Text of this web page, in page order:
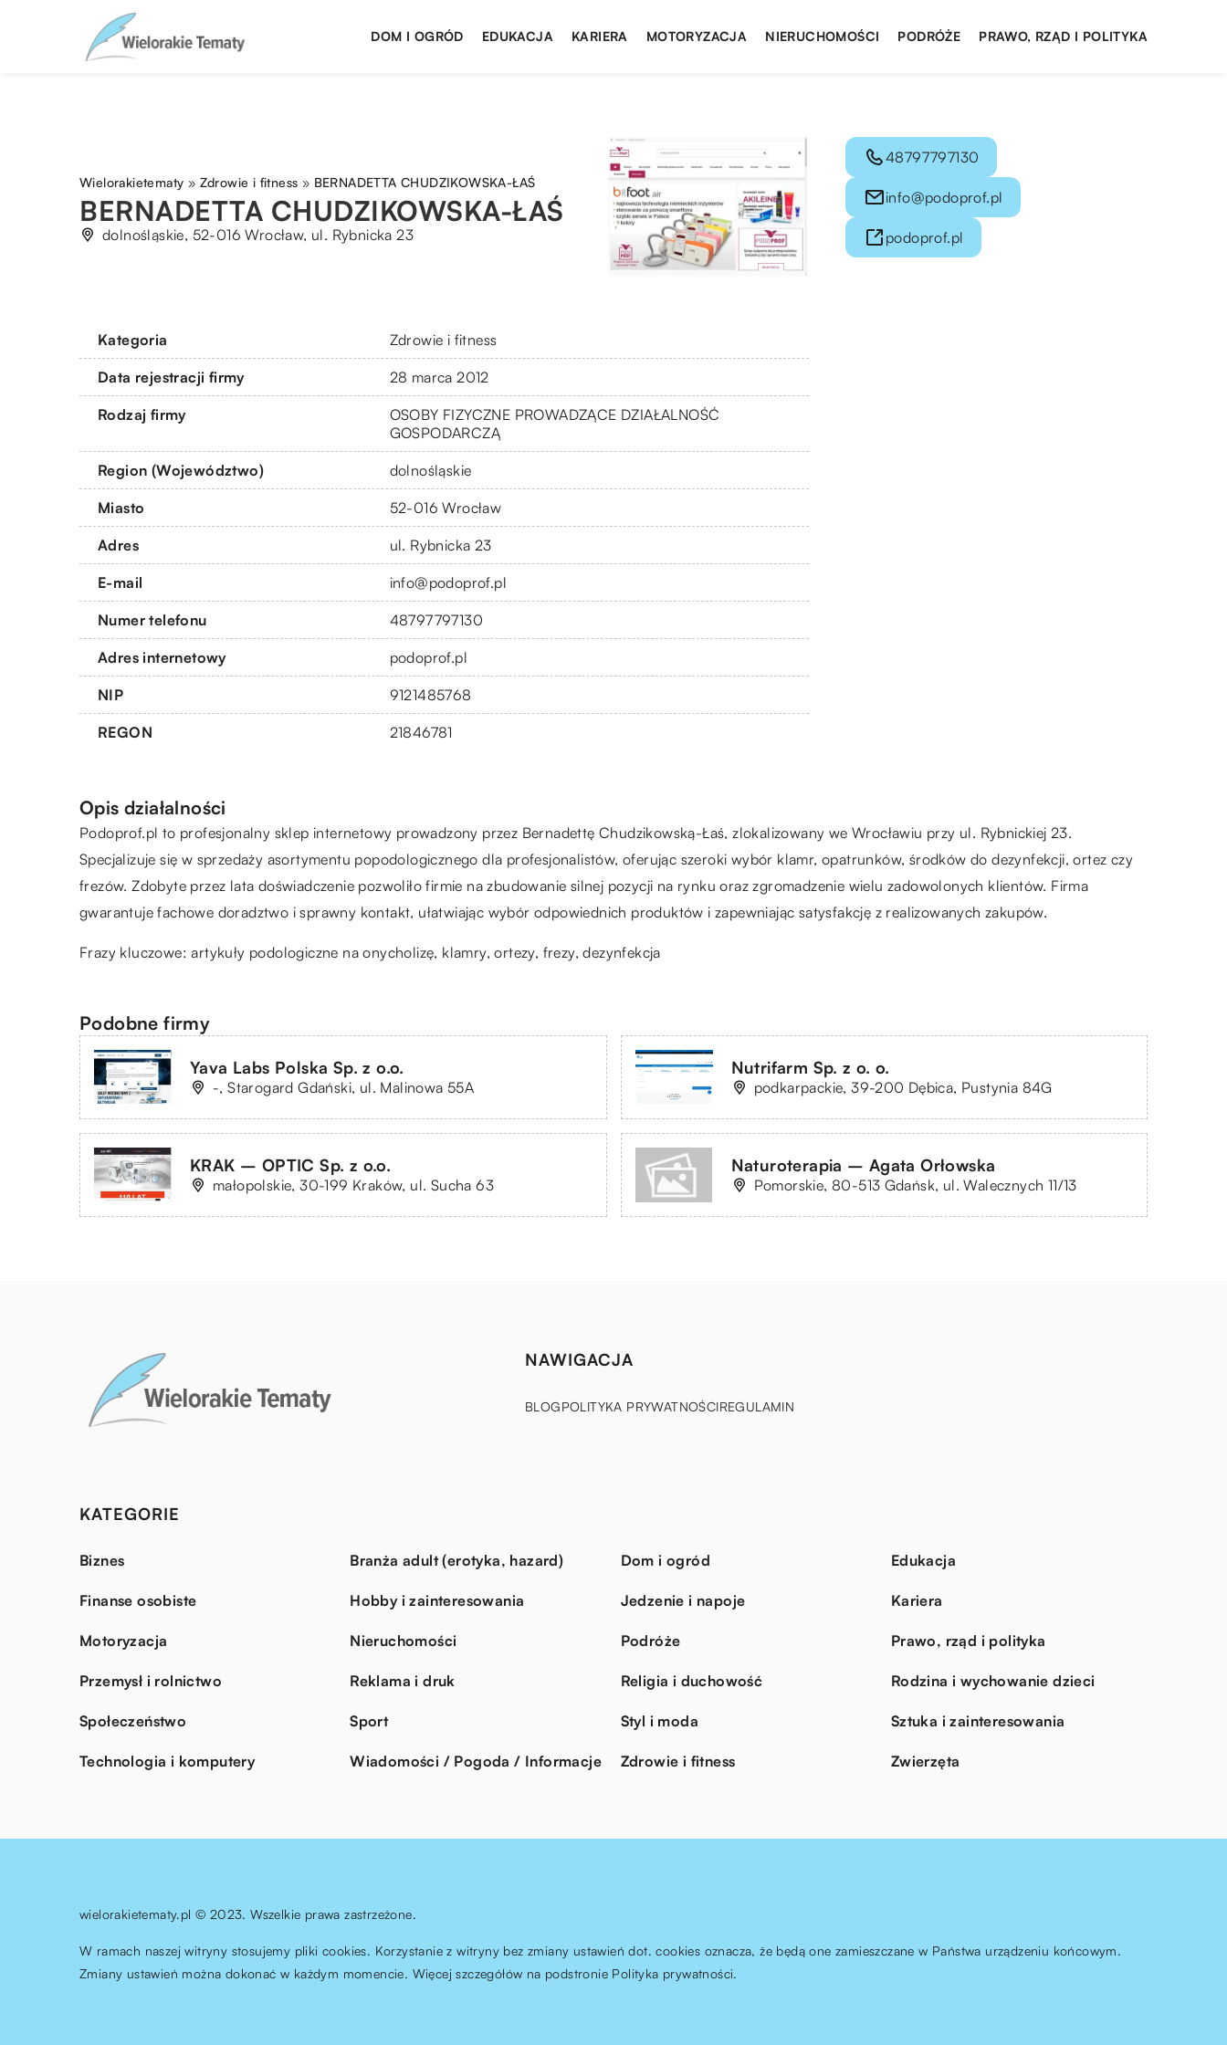
DOM I OGRÓD EDUKACJA KARIERA MOTORYZACJA NIERUCHOMOŚCI PODRÓŻE PRAWO, RZĄD I POLITYKA
Wielorakietematy » Zdrowie i fitness » BERNADETTA CHUDZIKOWSKA-ŁAŚ
BERNADETTA CHUDZIKOWSKA-ŁAŚ
dolnośląskie, 52-016 Wrocław, ul. Rybnicka 23
Kategoria Zdrowie i fitness
Data rejestracji firmy 28 marca 2012
Rodzaj firmy
OSOBY FIZYCZNE PROWADZĄCE DZIAŁALNOŚĆ
GOSPODARCZĄ
Region (Województwo) dolnośląskie
Miasto 52-016 Wrocław
Adres ul. Rybnicka 23
E-mail info@podoprof.pl
Numer telefonu 48797797130
Adres internetowy podoprof.pl
NIP 9121485768
REGON 21846781
48797797130
info@podoprof.pl
podoprof.pl
Opis działalności
Podoprof.pl to profesjonalny sklep internetowy prowadzony przez Bernadettę Chudzikowską-Łaś, zlokalizowany we Wrocławiu przy ul. Rybnickiej 23.
Specjalizuje się w sprzedaży asortymentu popodologicznego dla profesjonalistów, oferując szeroki wybór klamr, opatrunków, środków do dezynfekcji, ortez czy
frezów. Zdobyte przez lata doświadczenie pozwoliło firmie na zbudowanie silnej pozycji na rynku oraz zgromadzenie wielu zadowolonych klientów. Firma
gwarantuje fachowe doradztwo i sprawny kontakt, ułatwiając wybór odpowiednich produktów i zapewniając satysfakcję z realizowanych zakupów.
Frazy kluczowe:artykuły podologiczne na onycholizę, klamry, ortezy, frezy, dezynfekcja
Podobne firmy
Yava Labs Polska Sp. z o.o.
-, Starogard Gdański, ul. Malinowa 55A
Nutrifarm Sp. z o. o.
podkarpackie, 39-200 Dębica, Pustynia 84G
KRAK – OPTIC Sp. z o.o.
małopolskie, 30-199 Kraków, ul. Sucha 63
Naturoterapia – Agata Orłowska
Pomorskie, 80-513 Gdańsk, ul. Walecznych 11/13
NAWIGACJA
BLOGPOLITYKA PRYWATNOŚCIREGULAMIN
KATEGORIE
Biznes Branża adult (erotyka, hazard) Dom i ogród Edukacja
Finanse osobiste Hobby i zainteresowania Jedzenie i napoje Kariera
Motoryzacja Nieruchomości Podróże Prawo, rząd i polityka
Przemysł i rolnictwo Reklama i druk Religia i duchowość Rodzina i wychowanie dzieci
Społeczeństwo Sport Styl i moda Sztuka i zainteresowania
Technologia i komputery Wiadomości / Pogoda / Informacje Zdrowie i fitness Zwierzęta
wielorakietematy.pl © 2023. Wszelkie prawa zastrzeżone.
W ramach naszej witryny stosujemy pliki cookies. Korzystanie z witryny bez zmiany ustawień dot. cookies oznacza, że będą one zamieszczane w Państwa urządzeniu końcowym.
Zmiany ustawień można dokonać w każdym momencie. Więcej szczegółów na podstronie Polityka prywatności.